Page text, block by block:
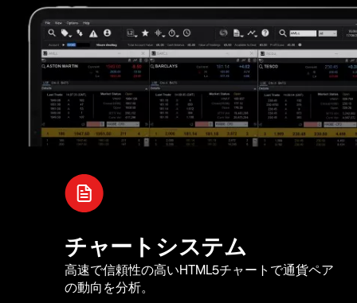
チャートシステム
高速で信頼性の高いHTML5チャートで通貨ペア
の動向を分析。